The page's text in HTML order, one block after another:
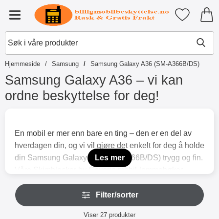
Meny Startsiden for Tibro BilligaMine
Hjemmeside Samsung Samsung Galaxy A36 (SM-A366B/DS)
Samsung Galaxy A36 – vi kan
ordne beskyttelse for deg!
Les mer
En mobil er mer enn bare en ting – den er en del av
hverdagen din, og vi vil gjøre det enkelt for deg å holde
din Samsung Galaxy A36 (SM-A366B/DS) trygg og fin.
Våre Skimblocker by Coverin mobil-lommebøker
finnes i flere varianter – både med og uten
magnetdeksel, slik at du kan velge det som passer deg
best. I tillegg har vi mange flotte farger og mønstre, så
Filter/sorter
Viser 27 produkter